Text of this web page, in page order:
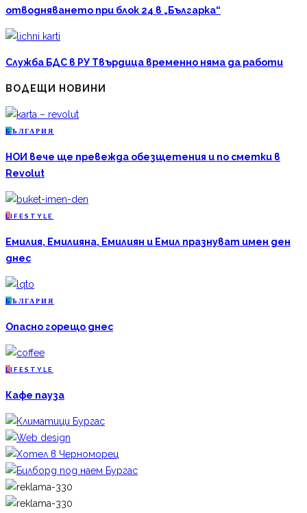
отводняването при блок 24 в „Българка“
Служба БДС в РУ Твърдица временно няма да работи
ВОДЕЩИ НОВИНИ
Б ЪЛГАРИЯ
НОИ вече ще превежда обезщетения и по сметки в
Revolut
L IFESTYLE
Емилия, Емилияна, Емилиян и Емил празнуват имен ден
днес
Б ЪЛГАРИЯ
Опасно горещо днес
L IFESTYLE
Кафе пауза